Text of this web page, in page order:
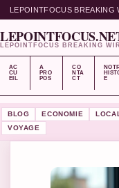
LEPOINTFOCUS BREAKING
LEPOINTFOCUS BREAKING
AC
CU
EIL
A
PRO
POS
CO
NTA
CT
E
BLOG ECONOMIE LOCAL
VOYAGE